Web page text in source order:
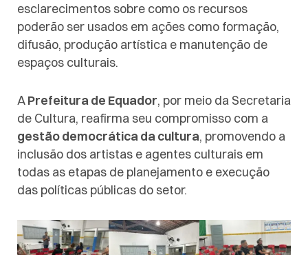
esclarecimentos sobre como os recursos
poderão ser usados em ações como formação,
difusão, produção artística e manutenção de
espaços culturais.
APrefeitura de Equador, por meio da Secretaria
de Cultura, reafirma seu compromisso com a
gestão democrática da cultura, promovendo a
inclusão dos artistas e agentes culturais em
todas as etapas de planejamento e execução
das políticas públicas do setor.